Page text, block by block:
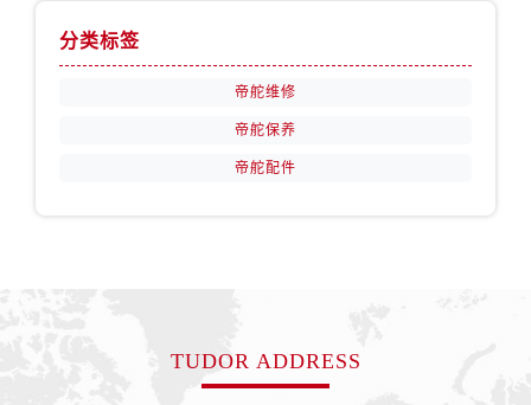
分类标签
帝舵维修
帝舵保养
帝舵配件
TUDOR ADDRESS